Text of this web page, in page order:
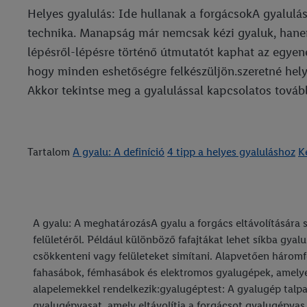
Helyes gyalulás: Ide hullanak a forgácsokA
technika. Manapság már nemcsak kézi gyaluk,
lépésről-lépésre történő útmutatót kaphat az
hogy minden eshetőségre felkészüljön.szeretné
Akkor tekintse meg a gyalulással kapcsolatos
Tartalom A gyalu: A definíció 4 tipp a helyes gyaluláshoz
A gyalu: A meghatározásA gyalu a forgács eltávolítására
felületéről. Például különböző fafajtákat lehet síkba
csökkenteni vagy felületeket simítani. Alapvetően
fahasábok, fémhasábok és elektromos gyalugépek,
alapelemekkel rendelkezik:gyalugéptest: A gyalugép